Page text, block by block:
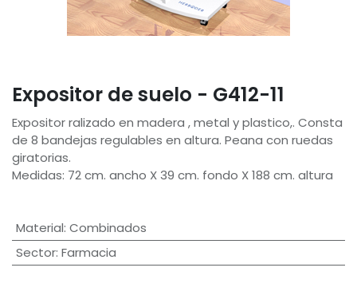
Expositor de suelo - G412-11
Expositor ralizado en madera , metal y plastico,. Consta
de 8 bandejas regulables en altura. Peana con ruedas
giratorias.
Medidas: 72 cm. ancho X 39 cm. fondo X 188 cm. altura
Material: Combinados
Sector: Farmacia